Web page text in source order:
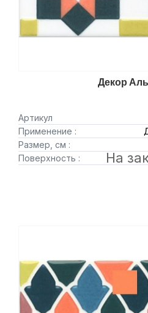
Декор
Артикул
Применение :
Размер, см :
Поверхность :
На